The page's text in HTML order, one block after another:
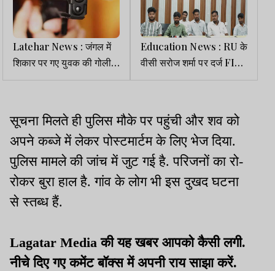
Latehar News : जंगल में
शिकार पर गए युवक की गोली
लगने से मौत, महुआ पेड़ के नीचे
Education News : RU के
वीसी सरोज शर्मा पर दर्ज FIR
को लेकर विवाद तेज
सूचना मिलते ही पुलिस मौके पर पहुंची और शव को
अपने कब्जे में लेकर पोस्टमार्टम के लिए भेज दिया.
पुलिस मामले की जांच में जुट गई है. परिजनों का रो-
रोकर बुरा हाल है. गांव के लोग भी इस दुखद घटना
से स्तब्ध हैं.
Lagatar Media की यह खबर आपको कैसी लगी.
नीचे दिए गए कमेंट बॉक्स में अपनी राय साझा करें.